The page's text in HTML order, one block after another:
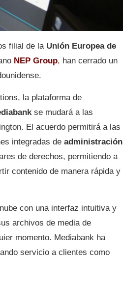
filial de la Unión Europea de
NEP Group, han cerrado un
la plataforma de
se mudará a las
El acuerdo permitirá a las
integradas de administración
de derechos, permitiendo a
contenido de manera rápida y
con una interfaz intuitiva y
archivos de media de
momento. Mediabank ha
servicio a clientes como